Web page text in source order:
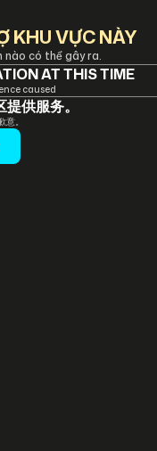
KHU VỰC NÀY
nào có thể gây ra.
AT THIS TIME
caused
供服务。
。